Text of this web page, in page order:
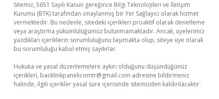
Sitemiz, 5651 Sayılı Kanun gereğince Bilgi Teknolojileri ve İletişim
Kurumu (BTK) tarafından onaylanmış bir Yer Sağlayıcı olarak hizmet
vermektedir. Bu nedenle, sitedeki içerikleri proaktif olarak denetleme
veya araştırma yükümlülüğümüz bulunmamaktadır. Ancak, üyelerimiz
yazdıkları içeriklerin sorumluluğunu taşımakta olup, siteye üye olarak
bu sorumluluğu kabul etmiş sayılırlar.
Hukuka ve yasal düzenlemelere aykırı olduğunu düşündüğünüz
içerikleri, backlinkpanelicomtr@gmail.com adresine bildirmeniz
halinde, ilgili içerikler yasal süre içerisinde sitemizden kaldırılacaktır.